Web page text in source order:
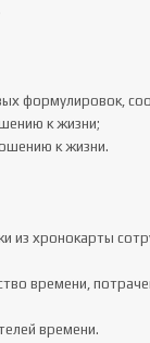
формулировок,
к жизни;
к жизни.
из хронокарты
времени,
времени.